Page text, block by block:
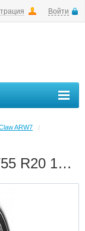
Войти
ARW7
/
Arivo Ice Claw ARW7 235/55 R20 102T